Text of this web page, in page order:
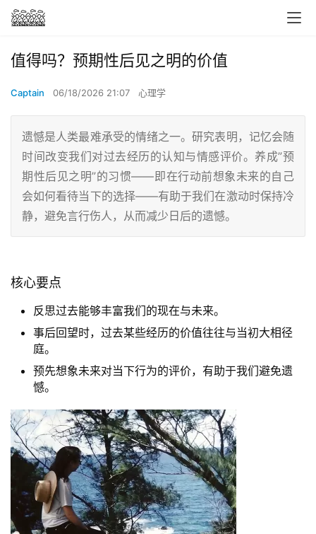
值得吗？预期性后见之明的价值
Captain 06/18/2026 21:07 心理学
遗憾是人类最难承受的情绪之一。研究表明，记忆会随
时间改变我们对过去经历的认知与情感评价。养成”预
期性后见之明”的习惯——即在行动前想象未来的自己
会如何看待当下的选择——有助于我们在激动时保持冷
静，避免言行伤人，从而减少日后的遗憾。
核心要点
反思过去能够丰富我们的现在与未来。
事后回望时，过去某些经历的价值往往与当初大相径
庭。
预先想象未来对当下行为的评价，有助于我们避免遗
憾。